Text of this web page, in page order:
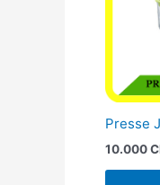
Presse
10.000